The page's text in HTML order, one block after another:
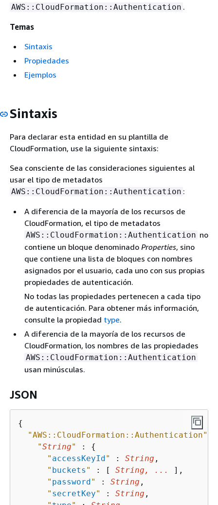
AWS::CloudFormation::Authentication .
Temas
Sintaxis
Propiedades
Ejemplos
Sintaxis
Para declarar esta entidad en su plantilla de
CloudFormation, use la siguiente sintaxis:
Sea consciente de las consideraciones siguientes al
usar el tipo de metadatos
AWS::CloudFormation::Authentication :
A diferencia de la mayoría de los recursos de
CloudFormation, el tipo de metadatos
AWS::CloudFormation::Authentication no
contiene un bloque denominado Properties, sino
que contiene una lista de bloques con nombres
asignados por el usuario, cada uno con sus propias
propiedades de autenticación.
No todas las propiedades pertenecen a cada tipo
de autenticación. Para obtener más información,
consulte la propiedad type.
A diferencia de la mayoría de los recursos de
CloudFormation, los nombres de las propiedades
AWS::CloudFormation::Authentication
usan minúsculas.
JSON
{
"AWS::CloudFormation::Authentication"
"String" : {
" accessKeyId" : String ,
" buckets " : [ String, ...
],
" password" : String ,
" secretKey" : String ,